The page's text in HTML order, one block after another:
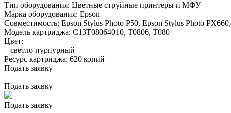
Тип оборудования: Цветные струйные принтеры и МФУ
Марка оборудования: Epson
Совместимость: Epson Stylus Photo P50, Epson Stylus Photo PX660,
Модель картриджа: C13T08064010, T0806, T080
Цвет:
светло-пурпурный
Ресурс картриджа: 620 копий
Подать заявку
Подать заявку
Подать заявку